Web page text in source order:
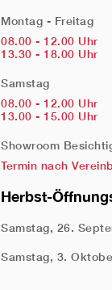
Montag - Freitag
08.00 - 12.00 Uhr
13.30 - 18.00 Uhr
Samstag
08.00 - 12.00 Uhr
13.00 - 15.00 Uhr
Showroom
Termin nach
Herbst-
Samstag, 26.
Samstag, 3.